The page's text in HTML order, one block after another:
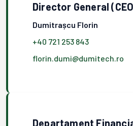
Director General
Dumitrașcu Florin
+40 721 253 843
florin.dumi@dumitech.ro
Departament